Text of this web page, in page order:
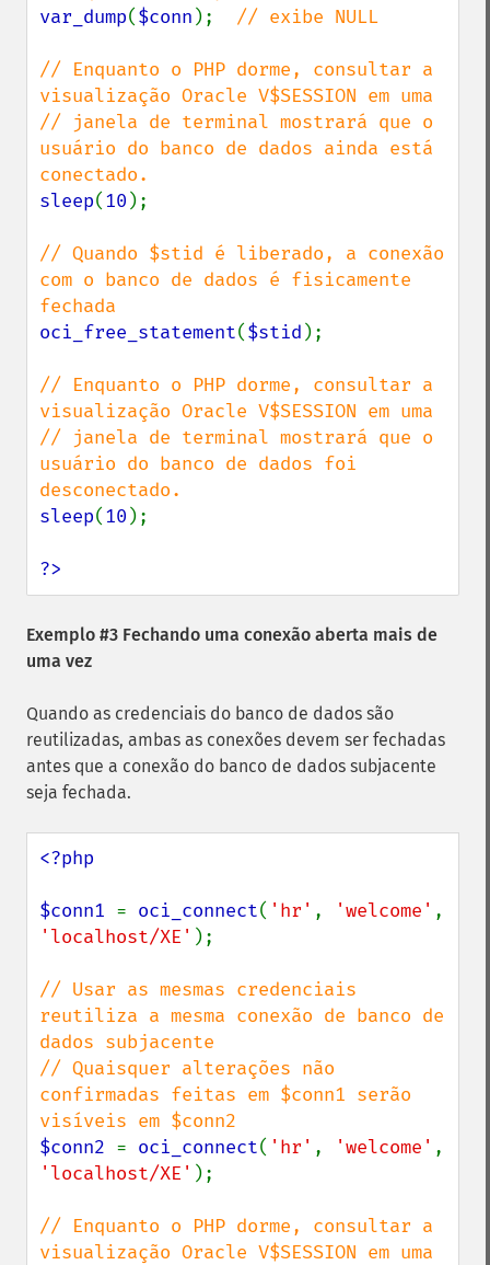
var_dump($conn ); // exibe NULL
// Enquanto o PHP dorme, consultar a
visualização Oracle V$SESSION em uma
// janela de terminal mostrará que o
usuário do banco de dados ainda está
sleep(10 );
// Quando $stid é liberado, a conexão
com o banco de dados é fisicamente
oci_free_statement($stid );
// Enquanto o PHP dorme, consultar a
visualização Oracle V$SESSION em uma
// janela de terminal mostrará que o
usuário do banco de dados foi
sleep(10 );
?>
Exemplo #3 Fechando uma conexão aberta mais de
uma vez
Quando as credenciais do banco de dados são
reutilizadas, ambas as conexões devem ser fechadas
antes que a conexão do banco de dados subjacente
seja fechada.
<?php
$conn1 = oci_connect( 'hr' , 'welcome'
'localhost/XE' );
// Usar as mesmas credenciais
reutiliza a mesma conexão de banco de
dados subjacente
// Quaisquer alterações não
confirmadas feitas em $conn1 serão
$conn2 = oci_connect( 'hr' , 'welcome'
'localhost/XE' );
// Enquanto o PHP dorme, consultar a
visualização Oracle V$SESSION em uma